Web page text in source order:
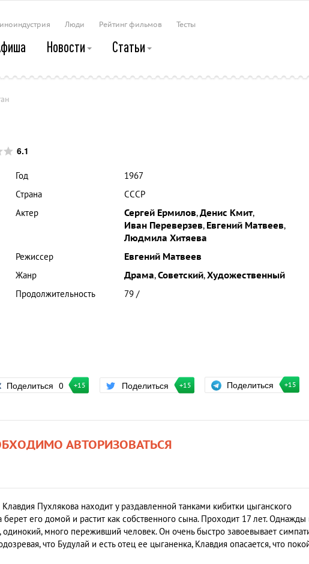
Люди Рейтинг фильмов Тесты
Новости Статьи
6.1
Год
1967
Страна
СССР
Актер
Сергей Ермилов,Денис Кмит,
Иван Переверзев, Евгений Матвеев,
Людмила Хитяева
Режиссер
Евгений Матвеев
Жанр
Драма,Советский,Художественный
Продолжительность
79 /
Поделиться 0 +15 Поделиться +15 Поделиться +15
АВТОРИЗОВАТЬСЯ
Пухлякова находит у раздавленной танками кибитки цыганского
его домой и растит как собственного сына. Проходит 17 лет. Однажды
одинокий, много переживший человек. Он очень быстро завоевывает
что Будулай и есть отец ее цыганенка, Клавдия опасается, что